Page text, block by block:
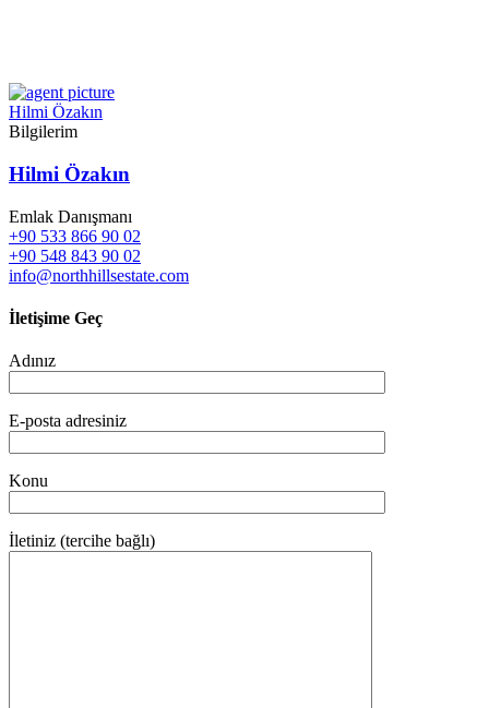
Hilmi Özakın
Bilgilerim
Hilmi Özakın
Emlak Danışmanı
+90 533 866 90 02
+90 548 843 90 02
info@northhillsestate.com
İletişime Geç
Adınız
E-posta adresiniz
Konu
İletiniz (tercihe bağlı)